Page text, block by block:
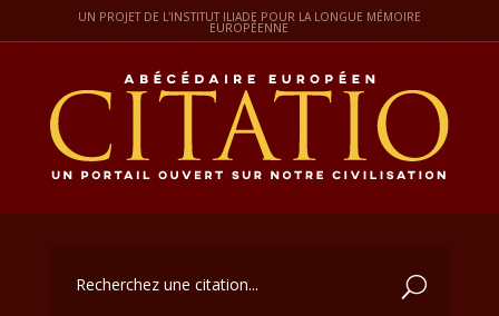
UN PROJET DE L'INSTITUT ILIADE POUR LA LONGUE MÉMOIRE
EUROPÉENNE